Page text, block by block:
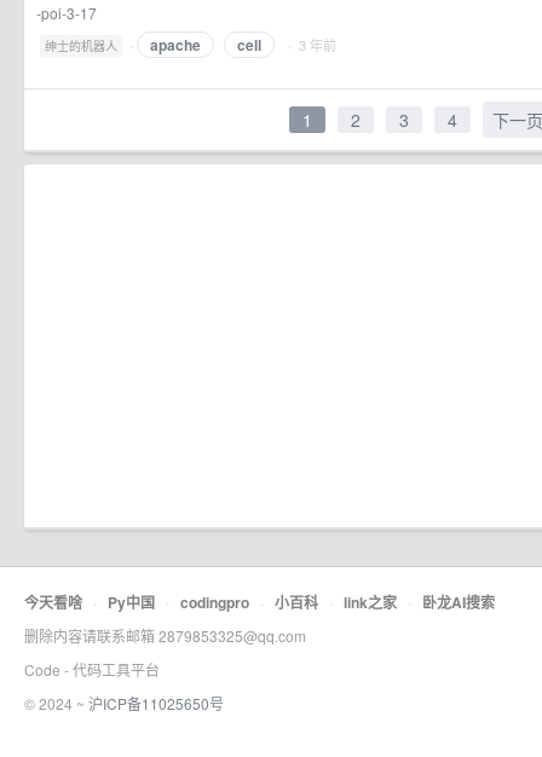
-poi-3-17
绅士的机器人 · apache cell · 3 年前
1 2 3 4 下一页
今天看啥 · Py中国 · codingpro · 小百科 · link之家 · 卧龙AI搜索
删除内容请联系邮箱 2879853325@qq.com
Code - 代码工具平台
© 2024 ~ 沪ICP备11025650号